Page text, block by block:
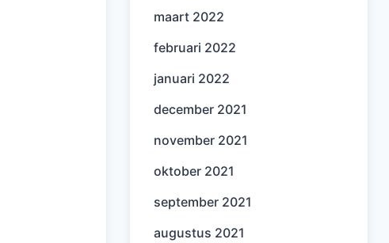
maart 2022
februari 2022
januari 2022
december 2021
november 2021
oktober 2021
september 2021
augustus 2021